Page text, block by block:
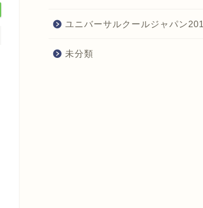
ユニバーサルクールジャパン
未分類